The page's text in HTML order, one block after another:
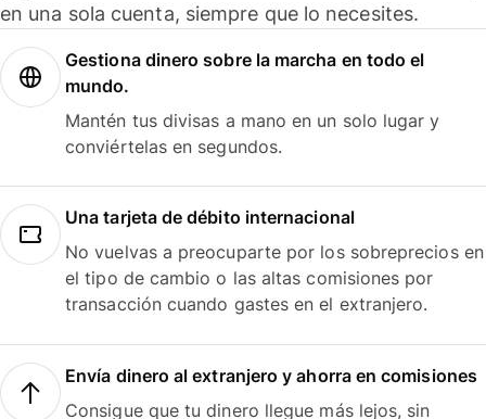
en una sola cuenta, siempre que lo necesites.
Gestiona dinero sobre la marcha en todo el
mundo.
Mantén tus divisas a mano en un solo lugar y
conviértelas en segundos.
Una tarjeta de débito internacional
No vuelvas a preocuparte por los sobreprecios en
el tipo de cambio o las altas comisiones por
transacción cuando gastes en el extranjero.
Envía dinero al extranjero y ahorra en comisiones
Consigue que tu dinero llegue más lejos, sin